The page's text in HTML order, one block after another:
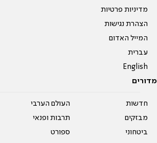
מדיניות פרטיות
הצהרת נגישות
המייל האדום
עברית
English
מדורים
חדשות
מבזקים
ביטחוני
העולם הערבי
תרבות ופנאי
ספורט